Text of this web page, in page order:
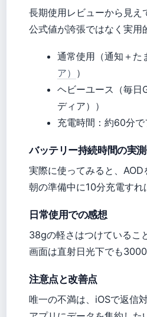
長期使用レビューから見え
公式値が誇張ではなく実用
通常使用（通知＋た
ア） ）
ヘビーユース（毎日
ディア））
充電時間：約60分
バッテリー持続時間の実
実際に使ってみると、
朝の準備中に10分充電すれ
日常使用での感想
38gの軽さはつけているこ
画面は直射日光下でも
注意点と改善点
唯一の不満は、iOSで返信